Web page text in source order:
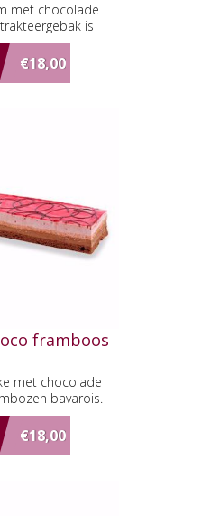
met chocolade
is
€18,00
framboos
met chocolade
bavarois.
€18,00